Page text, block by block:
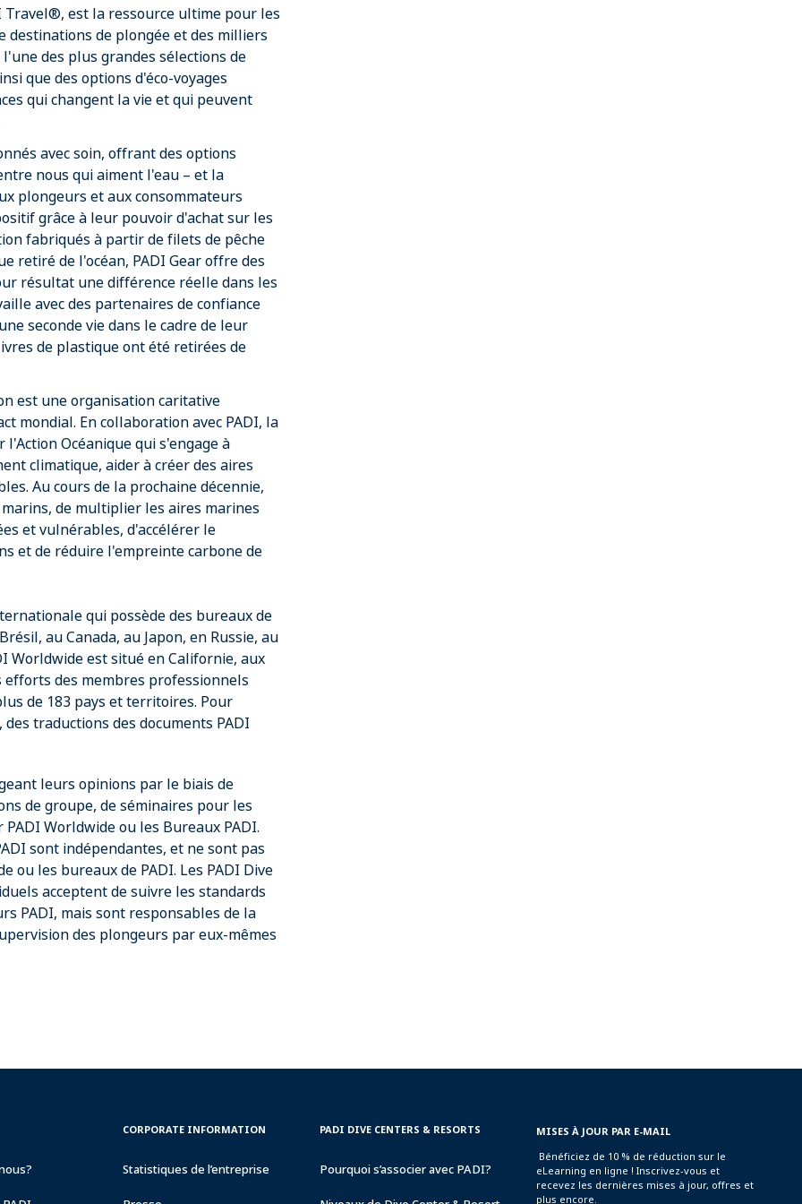
Travel®, est la ressource ultime pour les
destinations de plongée et des milliers
des plus grandes sélections de
que des options d'éco-voyages
qui changent la vie et qui peuvent
avec soin, offrant des options
nous qui aiment l'eau – et la
plongeurs et aux consommateurs
grâce à leur pouvoir d'achat sur les
fabriqués à partir de filets de pêche
retiré de l'océan, PADI Gear offre des
résultat une différence réelle dans les
avec des partenaires de confiance
seconde vie dans le cadre de leur
de plastique ont été retirées de
est une organisation caritative
mondial. En collaboration avec PADI, la
Océanique qui s'engage à
climatique, aider à créer des aires
Au cours de la prochaine décennie,
de multiplier les aires marines
et vulnérables, d'accélérer le
et de réduire l'empreinte carbone de
qui possède des bureaux de
au Canada, au Japon, en Russie, au
Worldwide est situé en Californie, aux
efforts des membres professionnels
de 183 pays et territoires. Pour
traductions des documents PADI
leurs opinions par le biais de
de groupe, de séminaires pour les
Worldwide ou les Bureaux PADI.
sont indépendantes, et ne sont pas
ou les bureaux de PADI. Les PADI Dive
acceptent de suivre les standards
PADI, mais sont responsables de la
des plongeurs par eux-mêmes
MISES À JOUR PAR E-MAIL
Bénéficiez de 10 % de réduction sur le
eLearning en ligne ! Inscrivez-vous et
recevez les dernières mises à jour, offres et
plus encore.
CORPORATE
CORPORATE INFORMATION
Statistiques de l’entreprise
PADI
PADI DIVE CENTERS & RESORTS
Pourquoi s’associer avec PADI?